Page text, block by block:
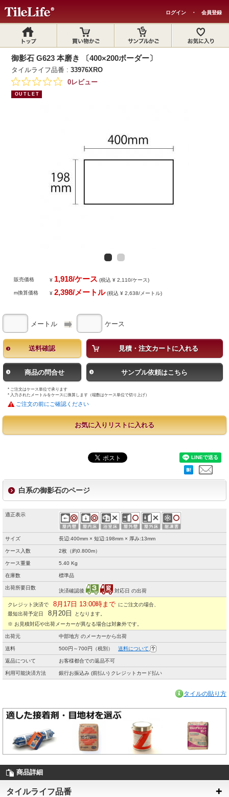
ログイン ・ 会員登録
御影石 G623 本磨き 〔400×200ボーダー〕
タイルライフ品番 :33976XRO
0レビュー
OUTLET
販売価格 ¥ 1,918/ケース (税込 ¥ 2,110/ケース)
m換算価格 ¥2,398/メートル(税込 ¥ 2,638/メートル)
メートル ケース
送料確認 見積・注文カートに入れる
商品の問合せ サンプル依頼はこちら
* ご注文はケース単位で承ります
* 入力されたメートルをケースに換算します（端数はケース単位で切り上げ）
ご注文の前にご確認ください
お気に入りリストに入れる
白系の御影石のページ
適正表示
サイズ 長辺:400mm × 短辺:198mm × 厚み:13mm
ケース入数 2枚（約0.800m）
ケース重量 5.40 Kg
在庫数 標準品
出荷所要日数
決済確認後 対応日 の出荷
クレジット決済で 8月17日 13:00時まで にご注文の場合、
最短出荷予定日
8月20日
となります。
※ お見積対応や出荷メーカーが異なる場合は対象外です。
出荷元 中部地方 のメーカーから出荷
送料 500円～700円（税別） 送料について
返品について お客様都合での返品不可
利用可能決済方法 銀行お振込み (前払い) クレジットカード払い
タイルの貼り方
商品詳細
タイルライフ品番